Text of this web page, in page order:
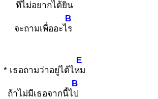
ที่ไม่อยากได้ยิน
จะถามเพื่ออะไร
B
* เธอถามว่าอยู่ได้ไหม
E
ถ้าไม่มีเธอจากนี้ไป
B